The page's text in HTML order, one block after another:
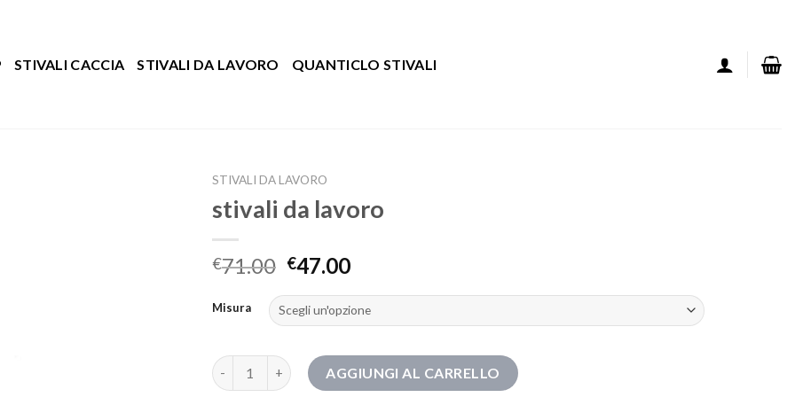
STIVALI CACCIA STIVALI DA LAVORO QUANTICLO STIVALI
STIVALI DA LAVORO
stivali da lavoro
€71.00 €47.00
Misura
stivali da lavoro quantitàAGGIUNGI AL CARRELLO